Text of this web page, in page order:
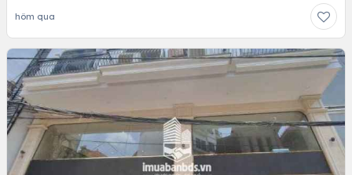
hôm qua